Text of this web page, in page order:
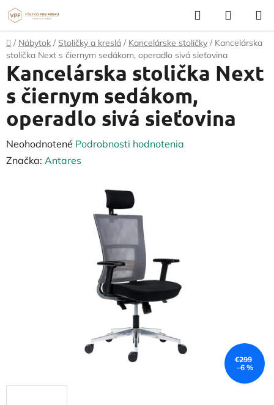
Prejsť
na
obsah
Hľadať
KOŠÍK
Domov
/ Nábytok / Stoličky a kreslá / Kancelárske stoličky / Kancelárska
stolička Next s čiernym sedákom, operadlo sivá sieťovina
Kancelárska stolička Next
s čiernym sedákom,
operadlo sivá sieťovina
Priemerné
hodnotenie
Neohodnotené Podrobnosti hodnotenia
Značka: Antares
€299
–6 %